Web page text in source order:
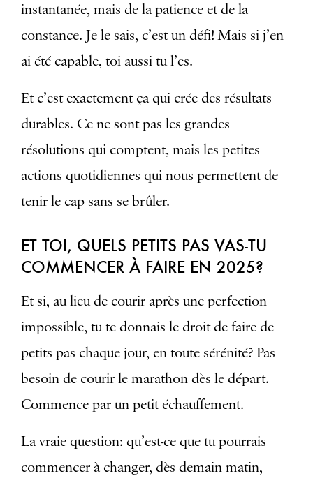
instantanée, mais de la patience et de la
constance. Je le sais, c’est un défi! Mais si j’en
ai été capable, toi aussi tu l’es.
Et c’est exactement ça qui crée des résultats
durables. Ce ne sont pas les grandes
résolutions qui comptent, mais les petites
actions quotidiennes qui nous permettent de
tenir le cap sans se brûler.
ET TOI, QUELS PETITS PAS VAS-TU
COMMENCER À FAIRE EN 2025?
Et si, au lieu de courir après une perfection
impossible, tu te donnais le droit de faire de
petits pas chaque jour, en toute sérénité? Pas
besoin de courir le marathon dès le départ.
Commence par un petit échauffement.
La vraie question: qu’est-ce que tu pourrais
commencer à changer, dès demain matin,